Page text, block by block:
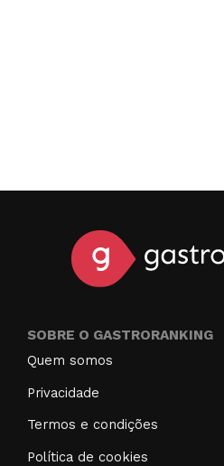
SOBRE O GASTRORANKING
Quem somos
Privacidade
Termos e condições
Política de cookies